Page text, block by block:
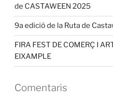
de CASTAWEEN 2025
9a edició de la Ruta de
FIRA FEST DE COMERÇ I
EIXAMPLE
Comentaris